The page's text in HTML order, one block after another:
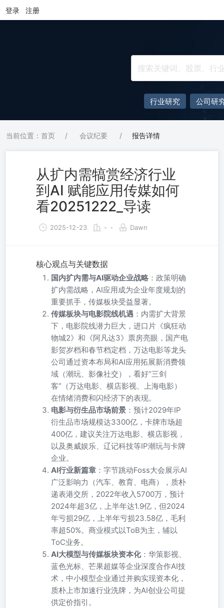
登录 注册
行业研究 公司研
当前位置：首页 / 会议纪要 / 报告详情
从扩内需犒赏经济行业
到AI 赋能应用传媒如何
看20251222_导读
2025-12-23 - - Dawn
核心观点与关键数据
国内扩内需与AI驱动企业战略 ：政策明确
扩内需战略，AI应用成为企业年度规划的
重要抓手，传媒板块受益显著。
传媒板块与电影院线机遇 ：内需扩大背景
下，电影院线潜力巨大，进口片《疯狂动
物城2》和《阿凡达3》票房亮眼，国产电
影贺岁档和春节档定档，万达电影等龙头
公司通过资本布局和AI应用拓展新消费领
域（潮玩、影像社交），看好“三剑
客”（万达电影、横店影视、上海电影）
在情绪消费和闪经济下的表现。
电影与衍生品市场前景 ：预计2029年IP
衍生品市场规模达3300亿，卡牌市场超
400亿，建议关注万达电影、横店影视，
以及奥威娱乐、辽记科技等IP潮玩与卡牌
企业。
AI行业新篇章 ：字节跳动Foss大会展示AI
广泛影响力（汽车、教育、电商），质朴
递表港交所，2022年收入5700万，预计
2024年超3亿，上半年达1.9亿，但2024
年亏损29亿，上半年亏损23.58亿，毛利
率超50%。商业模式以ToB为主，辅以
ToC业务。
AI大模型与传媒板块资本化：华策影视、
蓝色光标、芒果超媒等企业深度合作AI技
术，中小模型企业通过并购实现资本化，
质朴上市加速行业洗牌，为AI创业公司提
供定价指引。